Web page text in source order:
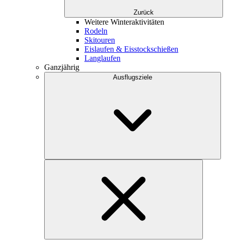
Zurück
Weitere Winteraktivitäten
Rodeln
Skitouren
Eislaufen & Eisstockschießen
Langlaufen
Ganzjährig
Ausflugsziele